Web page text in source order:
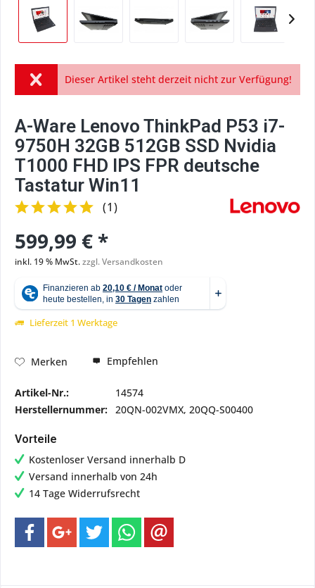
Dieser Artikel steht derzeit nicht zur Verfügung!
A-Ware Lenovo ThinkPad P53 i7-
9750H 32GB 512GB SSD Nvidia
T1000 FHD IPS FPR deutsche
Tastatur Win11
(1)
599,99 € *
inkl. 19 % MwSt.zzgl. Versandkosten
Lieferzeit 1 Werktage
Merken Empfehlen
Artikel-Nr.:
14574
Herstellernummer: 20QN-002VMX, 20QQ-S00400
Vorteile
Kostenloser Versand innerhalb D
Versand innerhalb von 24h
14 Tage Widerrufsrecht